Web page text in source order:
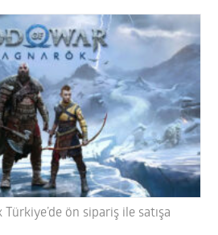
ön sipariş ile satışa